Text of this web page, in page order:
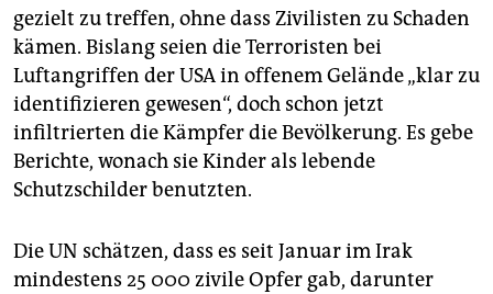
gezielt zu treffen, ohne dass Zivilisten zu Schaden
kämen. Bislang seien die Terroristen bei
Luftangriffen der USA in offenem Gelände „klar zu
identifizieren gewesen“, doch schon jetzt
infiltrierten die Kämpfer die Bevölkerung. Es gebe
Berichte, wonach sie Kinder als lebende
Schutzschilder benutzten.
Die UN schätzen, dass es seit Januar im Irak
mindestens 25 000 zivile Opfer gab, darunter